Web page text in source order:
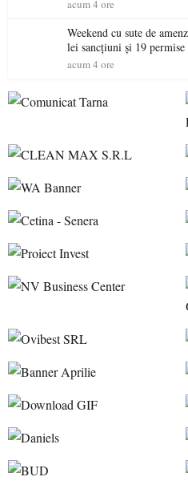
acum 4 ore
Weekend cu sute de
lei sancțiuni și 19 permise
acum 4 ore